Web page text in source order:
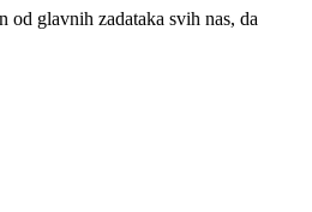
od glavnih zadataka svih nas, da